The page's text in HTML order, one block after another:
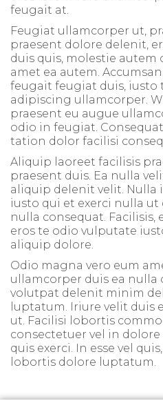
feugait at.
Feugiat ullamcorper ut,
praesent dolore delenit,
duis quis, molestie autem
amet ea autem.
feugait feugiat duis, iusto
adipiscing ullamcorper.
praesent eu augue
odio in feugiat.
tation dolor facilisi
Aliquip laoreet facilisis
praesent duis. Ea nulla
aliquip delenit velit.
iusto qui et exerci nulla
nulla consequat. Facilisis,
eros te odio vulputate
aliquip dolore.
Odio magna vero eum
ullamcorper duis ea nulla
volutpat delenit minim
luptatum. Iriure velit duis
ut. Facilisi lobortis
consectetuer vel in dolore
quis exerci. In esse vel
lobortis dolore luptatum.